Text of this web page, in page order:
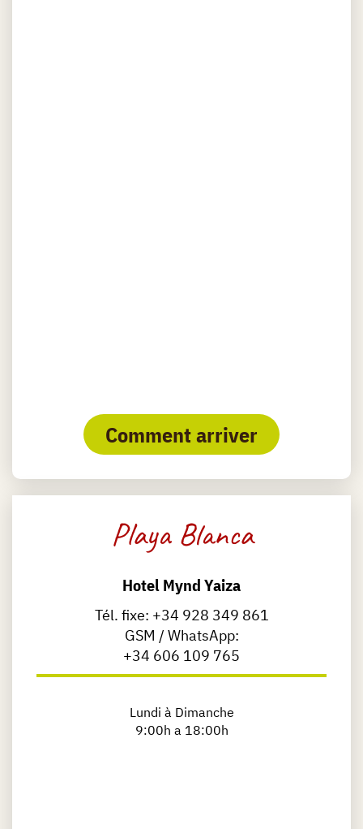
Comment arriver
Playa Blanca
Hotel Mynd Yaiza
Tél. fixe: +34 928 349 861
GSM / WhatsApp:
+34 606 109 765
Lundi à Dimanche
9:00h a 18:00h